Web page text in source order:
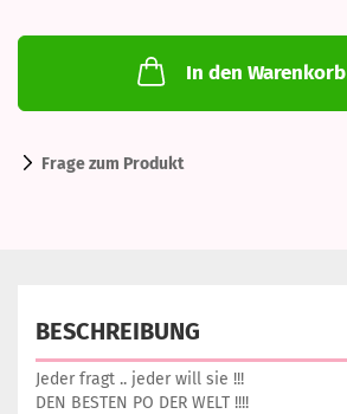
In den Warenkorb
Frage zum Produkt
BESCHREIBUNG
Jeder fragt .. jeder will sie !!!
DEN BESTEN PO DER WELT !!!!